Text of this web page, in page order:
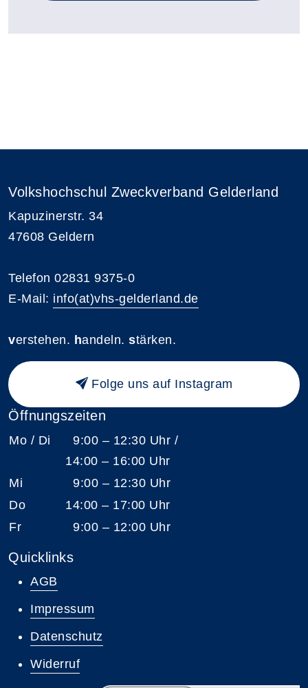
Volkshochschul Zweckverband Gelderland
Kapuzinerstr. 34
47608 Geldern
Telefon 02831 9375-0
E-Mail: info(at)vhs-gelderland.de
verstehen. handeln. stärken.
Folge uns auf Instagram
Öffnungszeiten
Mo / Di
9:00 – 12:30 Uhr /
14:00 – 16:00 Uhr
Mi
9:00 – 12:30 Uhr
Do
14:00 – 17:00 Uhr
Fr
9:00 – 12:00 Uhr
Quicklinks
AGB
Impressum
Datenschutz
Widerruf